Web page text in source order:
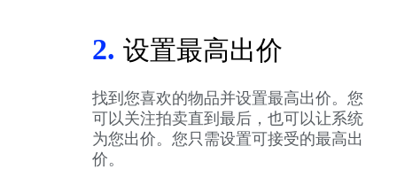
2. 设置最高出价
找到您喜欢的物品并设置最高出价。您
可以关注拍卖直到最后，也可以让系统
为您出价。您只需设置可接受的最高出
价。